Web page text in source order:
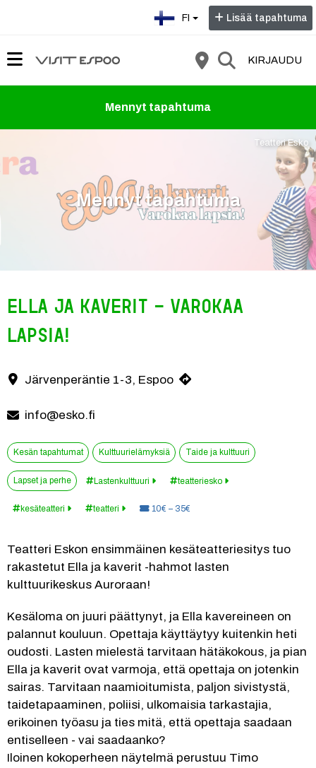
FI Lisää tapahtuma
KIRJAUDU
Mennyt tapahtuma
Teatteri Esko
Mennyt tapahtuma
Ella ja kaverit - Varokaa
lapsia!
Teatteri Eskon ensimmäinen kesäteatteriesitys tuo rakastetut
Yhteystiedot
Järvenperäntie 1-3, Espoo
info@esko.fi
Kesän tapahtumat Kulttuurielämyksiä Taide ja kulttuuri
Lapset ja perhe Lastenkulttuuri teatteriesko
kesäteatteri teatteri Hinta:10€ – 35€
Teatteri Eskon ensimmäinen kesäteatteriesitys tuo
rakastetut Ella ja kaverit -hahmot lasten
kulttuurikeskus Auroraan!
Kesäloma on juuri päättynyt, ja Ella kavereineen on
palannut kouluun. Opettaja käyttäytyy kuitenkin heti
oudosti. Lasten mielestä tarvitaan hätäkokous, ja pian
Ella ja kaverit ovat varmoja, että opettaja on jotenkin
sairas. Tarvitaan naamioitumista, paljon sivistystä,
taidetapaaminen, poliisi, ulkomaisia tarkastajia,
erikoinen työasu ja ties mitä, että opettaja saadaan
entiselleen - vai saadaanko?
Iloinen kokoperheen näytelmä perustuu Timo